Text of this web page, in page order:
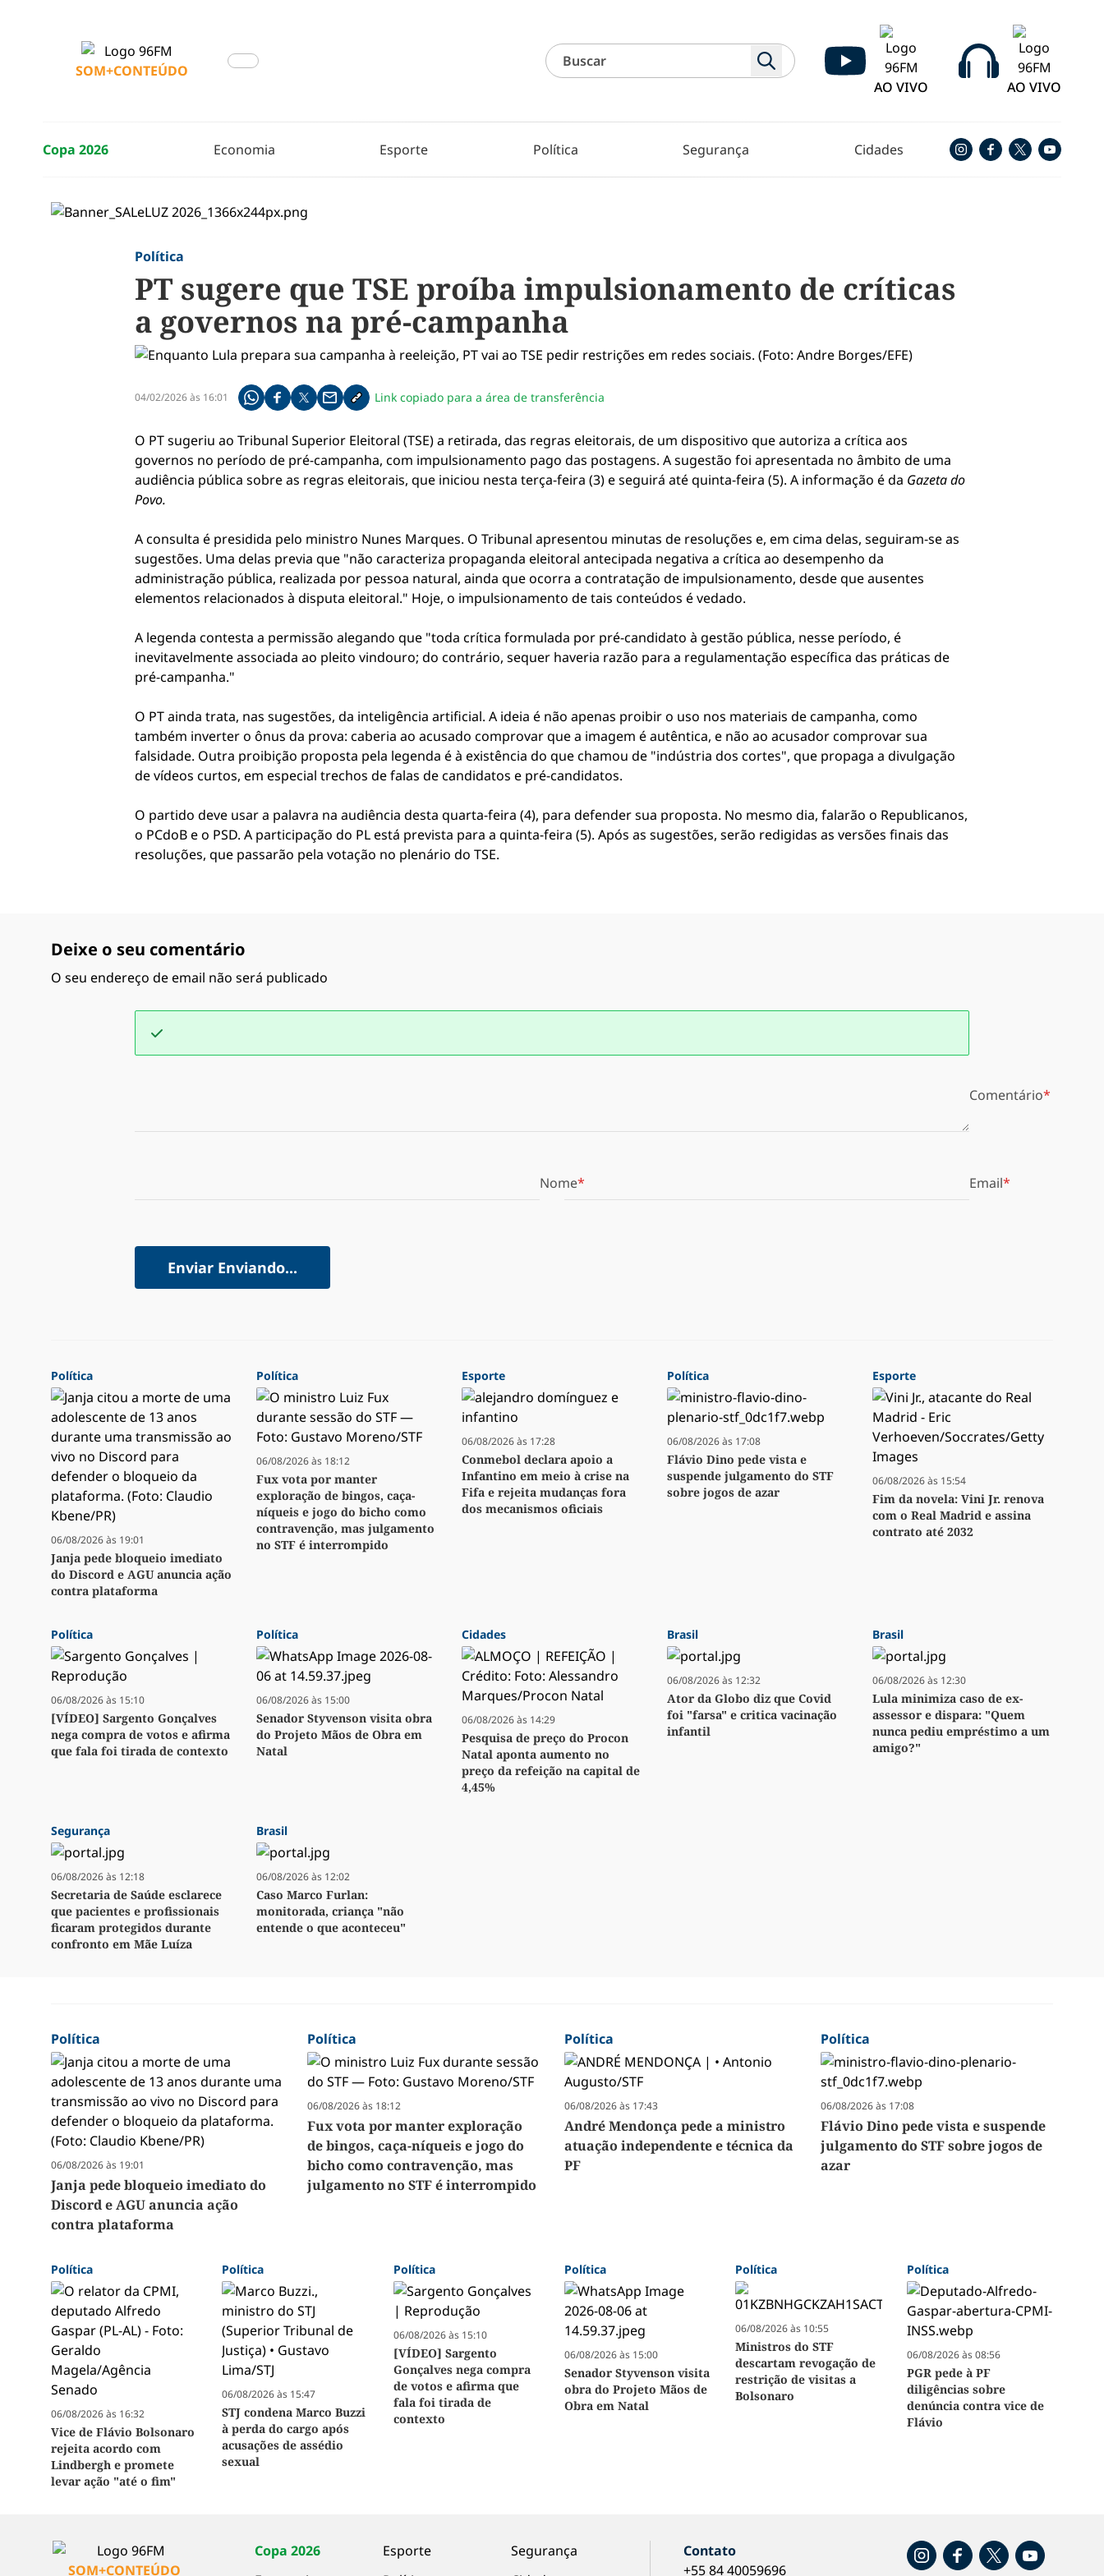
SOM+CONTEÚDO
AO VIVO
AO VIVO
Copa 2026 Economia Esporte Política Segurança Cidades
Política
PT sugere que TSE proíba impulsionamento de críticas
a governos na pré-campanha
04/02/2026 às 16:01 Compartilhe pelo whatsapp
Compartilhar no facebook
Compartilhar no twitter
Compartilhe pelo email
Copiar link da notícia
Link copiado para a área de transferência
O PT sugeriu ao Tribunal Superior Eleitoral (TSE) a retirada, das regras eleitorais, de um dispositivo que autoriza a crítica aos
governos no período de pré-campanha, com impulsionamento pago das postagens. A sugestão foi apresentada no âmbito de uma
audiência pública sobre as regras eleitorais, que iniciou nesta terça-feira (3) e seguirá até quinta-feira (5). A informação é da Gazeta do
Povo.
A consulta é presidida pelo ministro Nunes Marques. O Tribunal apresentou minutas de resoluções e, em cima delas, seguiram-se as
sugestões. Uma delas previa que "não caracteriza propaganda eleitoral antecipada negativa a crítica ao desempenho da
administração pública, realizada por pessoa natural, ainda que ocorra a contratação de impulsionamento, desde que ausentes
elementos relacionados à disputa eleitoral." Hoje, o impulsionamento de tais conteúdos é vedado.
A legenda contesta a permissão alegando que "toda crítica formulada por pré-candidato à gestão pública, nesse período, é
inevitavelmente associada ao pleito vindouro; do contrário, sequer haveria razão para a regulamentação específica das práticas de
pré-campanha."
O PT ainda trata, nas sugestões, da inteligência artificial. A ideia é não apenas proibir o uso nos materiais de campanha, como
também inverter o ônus da prova: caberia ao acusado comprovar que a imagem é autêntica, e não ao acusador comprovar sua
falsidade. Outra proibição proposta pela legenda é à existência do que chamou de "indústria dos cortes", que propaga a divulgação
de vídeos curtos, em especial trechos de falas de candidatos e pré-candidatos.
O partido deve usar a palavra na audiência desta quarta-feira (4), para defender sua proposta. No mesmo dia, falarão o Republicanos,
o PCdoB e o PSD. A participação do PL está prevista para a quinta-feira (5). Após as sugestões, serão redigidas as versões finais das
resoluções, que passarão pela votação no plenário do TSE.
Deixe o seu comentário
O seu endereço de email não será publicado
Comentário
Nome Email
Enviar Enviando...
Política
06/08/2026 às 19:01
Janja pede bloqueio imediato
do Discord e AGU anuncia ação
contra plataforma
Política
06/08/2026 às 18:12
Fux vota por manter
exploração de bingos, caça-
níqueis e jogo do bicho como
contravenção, mas julgamento
no STF é interrompido
Esporte
06/08/2026 às 17:28
Conmebol declara apoio a
Infantino em meio à crise na
Fifa e rejeita mudanças fora
dos mecanismos oficiais
Política
06/08/2026 às 17:08
Flávio Dino pede vista e
suspende julgamento do STF
sobre jogos de azar
Esporte
06/08/2026 às 15:54
Fim da novela: Vini Jr. renova
com o Real Madrid e assina
contrato até 2032
Política
06/08/2026 às 15:10
[VÍDEO] Sargento Gonçalves
nega compra de votos e afirma
que fala foi tirada de contexto
Política
06/08/2026 às 15:00
Senador Styvenson visita obra
do Projeto Mãos de Obra em
Natal
Cidades
06/08/2026 às 14:29
Pesquisa de preço do Procon
Natal aponta aumento no
preço da refeição na capital de
4,45%
Brasil
06/08/2026 às 12:32
Ator da Globo diz que Covid
foi "farsa" e critica vacinação
infantil
Brasil
06/08/2026 às 12:30
Lula minimiza caso de ex-
assessor e dispara: "Quem
nunca pediu empréstimo a um
amigo?"
Segurança
06/08/2026 às 12:18
Secretaria de Saúde esclarece
que pacientes e profissionais
ficaram protegidos durante
confronto em Mãe Luíza
Brasil
06/08/2026 às 12:02
Caso Marco Furlan:
monitorada, criança "não
entende o que aconteceu"
Política
06/08/2026 às 19:01
Janja pede bloqueio imediato do
Discord e AGU anuncia ação
contra plataforma
Política
06/08/2026 às 18:12
Fux vota por manter exploração
de bingos, caça-níqueis e jogo do
bicho como contravenção, mas
julgamento no STF é interrompido
Política
06/08/2026 às 17:43
André Mendonça pede a ministro
atuação independente e técnica da
PF
Política
06/08/2026 às 17:08
Flávio Dino pede vista e suspende
julgamento do STF sobre jogos de
azar
Política
06/08/2026 às 16:32
Vice de Flávio Bolsonaro
rejeita acordo com
Lindbergh e promete
levar ação "até o fim"
Política
06/08/2026 às 15:47
STJ condena Marco Buzzi
à perda do cargo após
acusações de assédio
sexual
Política
06/08/2026 às 15:10
[VÍDEO] Sargento
Gonçalves nega compra
de votos e afirma que
fala foi tirada de
contexto
Política
06/08/2026 às 15:00
Senador Styvenson visita
obra do Projeto Mãos de
Obra em Natal
Política
06/08/2026 às 10:55
Ministros do STF
descartam revogação de
restrição de visitas a
Bolsonaro
Política
06/08/2026 às 08:56
PGR pede à PF
diligências sobre
denúncia contra vice de
Flávio
SOM+CONTEÚDO
Copa 2026
Esporte
Segurança
Contato
+55 84 40059696